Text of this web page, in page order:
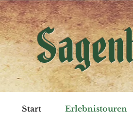
Start Erlebnistouren